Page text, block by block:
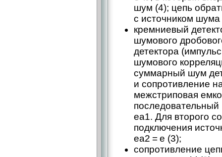
шум (4); цепь
с источником шума
кремниевый
шумового
детектора
шумового
суммарный шум
и сопротивление
межстриповая
еa1. Для второго
подключения
еa2 = е (3);
сопротивление